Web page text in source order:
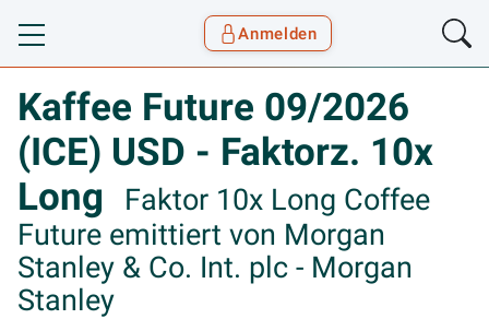
Toggle navigation
Anmelden
Kaffee Future 09/2026
(ICE) USD - Faktorz. 10x
Long
Faktor 10x Long Coffee
Future emittiert von Morgan
Stanley & Co. Int. plc - Morgan
Stanley